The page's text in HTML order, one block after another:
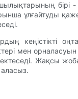
ұлғайтуды
кеңістікті
мен
Жақсы